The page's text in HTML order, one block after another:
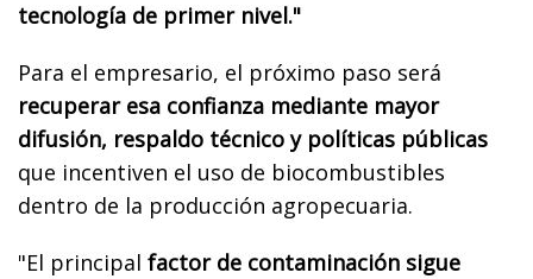
tecnología de primer nivel."
Para el empresario, el próximo paso será
recuperar esa confianza mediante mayor
difusión, respaldo técnico y políticas públicas
que incentiven el uso de biocombustibles
dentro de la producción agropecuaria.
"El principal factor de contaminación sigue